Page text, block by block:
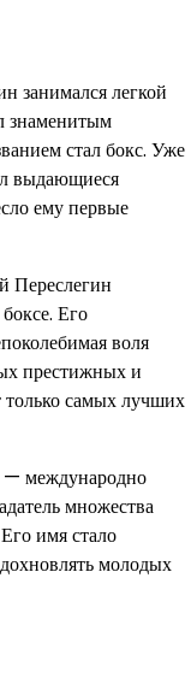
занимался легкой
знаменитым
стал бокс. Уже
выдающиеся
ему первые
Переслегин
Его
воля
престижных и
самых лучших
— международно
множества
имя стало
молодых